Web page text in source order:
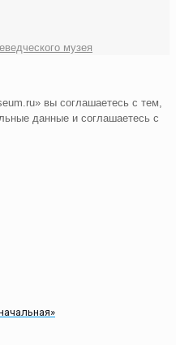
музея
вы соглашаетесь с тем,
данные и соглашаетесь с